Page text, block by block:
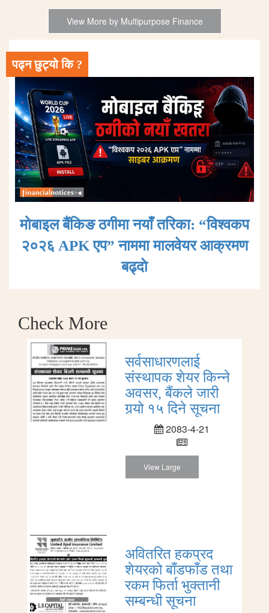
View More by Multipurpose Finance
पढ्न छुट्यो कि ?
मोबाइल बैंकिङ ठगीमा नयाँ तरिका: “विश्वकप
२०२६ APK एप” नाममा मालवेयर आक्रमण
बढ्दाे
Check More
सर्वसाधारणलाई
संस्थापक शेयर किन्ने
अवसर, बैंकले जारी
गर्‍यो १५ दिने सूचना
2083-4-21
View Large
अवितरित हकप्रद
शेयरको बाँडफाँड तथा
रकम फिर्ता भुक्तानी
सम्बन्धी सूचना